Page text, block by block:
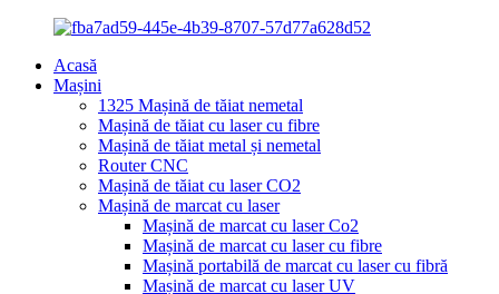
Acasă
Mașini
1325 Mașină de tăiat nemetal
Mașină de tăiat cu laser cu fibre
Mașină de tăiat metal și nemetal
Router CNC
Mașină de tăiat cu laser CO2
Mașină de marcat cu laser
Mașină de marcat cu laser Co2
Mașină de marcat cu laser cu fibre
Mașină portabilă de marcat cu laser cu fibră
Mașină de marcat cu laser UV